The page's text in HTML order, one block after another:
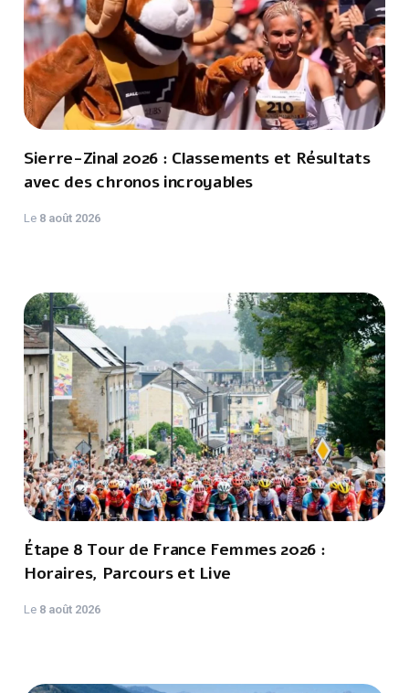
Sierre-Zinal 2026 : Classements et Résultats
avec des chronos incroyables
Le 8 août 2026
Étape 8 Tour de France Femmes 2026 :
Horaires, Parcours et Live
Le 8 août 2026